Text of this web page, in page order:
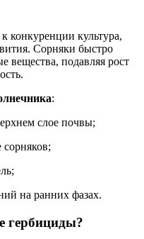
конкуренции культура,
Сорняки быстро
вещества, подавляя рост
:
слое почвы;
на ранних фазах.
гербициды?